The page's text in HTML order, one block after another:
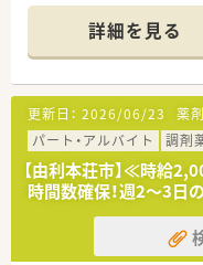
詳細を見る
更新日： 2026/06/23 薬
パート・アルバイト
調剤
【由利本荘市】≪時給
時間数確保！週2～3日